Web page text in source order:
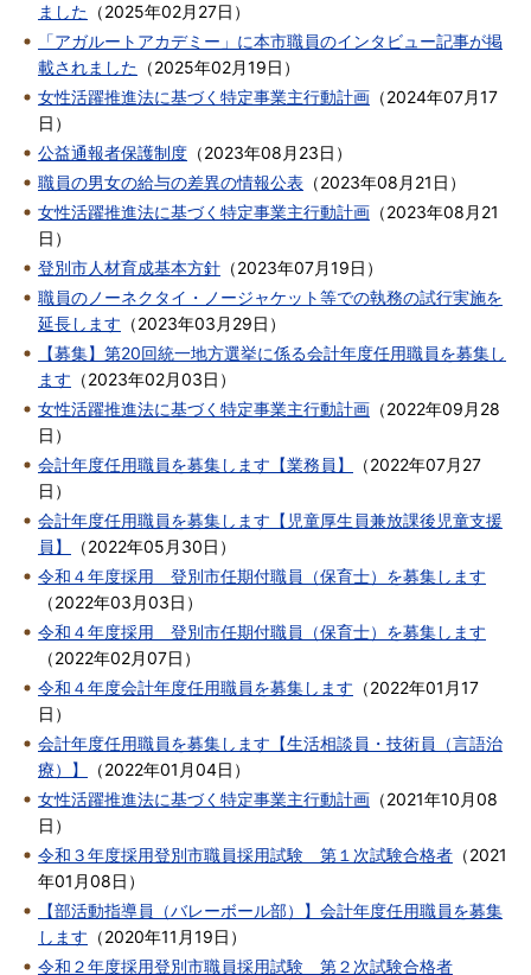
ました （2025年02月27日 ）
「アガルートアカデミー」に本市職員のインタビュー記事が掲
載されました （2025年02月19日 ）
女性活躍推進法に基づく特定事業主行動計画 （2024年07月17
日 ）
公益通報者保護制度 （2023年08月23日 ）
職員の男女の給与の差異の情報公表 （2023年08月21日 ）
女性活躍推進法に基づく特定事業主行動計画 （2023年08月21
日 ）
登別市人材育成基本方針 （2023年07月19日 ）
職員のノーネクタイ・ノージャケット等での執務の試行実施を
延長します （2023年03月29日 ）
【募集】第20回統一地方選挙に係る会計年度任用職員を募集し
ます （2023年02月03日 ）
女性活躍推進法に基づく特定事業主行動計画 （2022年09月28
日 ）
会計年度任用職員を募集します【業務員】
（2022年07月27
日 ）
会計年度任用職員を募集します【児童厚生員兼放課後児童支援
員】
（2022年05月30日 ）
令和４年度採用 登別市任期付職員（保育士）を募集します
（2022年03月03日 ）
令和４年度採用 登別市任期付職員（保育士）を募集します
（2022年02月07日 ）
令和４年度会計年度任用職員を募集します （2022年01月17
日 ）
会計年度任用職員を募集します【生活相談員・技術員（言語治
療）】
（2022年01月04日 ）
女性活躍推進法に基づく特定事業主行動計画 （2021年10月08
日 ）
令和３年度採用登別市職員採用試験 第１次試験合格者 （2021
年01月08日 ）
【部活動指導員（バレーボール部）】会計年度任用職員を募集
します （2020年11月19日 ）
令和２年度採用登別市職員採用試験 第２次試験合格者